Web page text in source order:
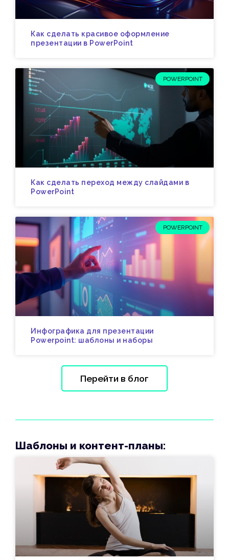
Как сделать красивое оформление
презентации в PowerPoint
POWERPOINT
Как сделать переход между слайдами в
PowerPoint
POWERPOINT
Инфографика для презентации
Powerpoint: шаблоны и наборы
Перейти в блог
Шаблоны и контент-планы: